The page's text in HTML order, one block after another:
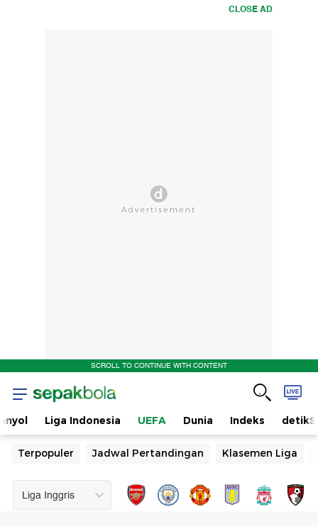
CLOSE AD
SCROLL TO CONTINUE WITH CONTENT
Liga Indonesia UEFA Dunia Indeks
Terpopuler Jadwal Pertandingan Klasemen Liga